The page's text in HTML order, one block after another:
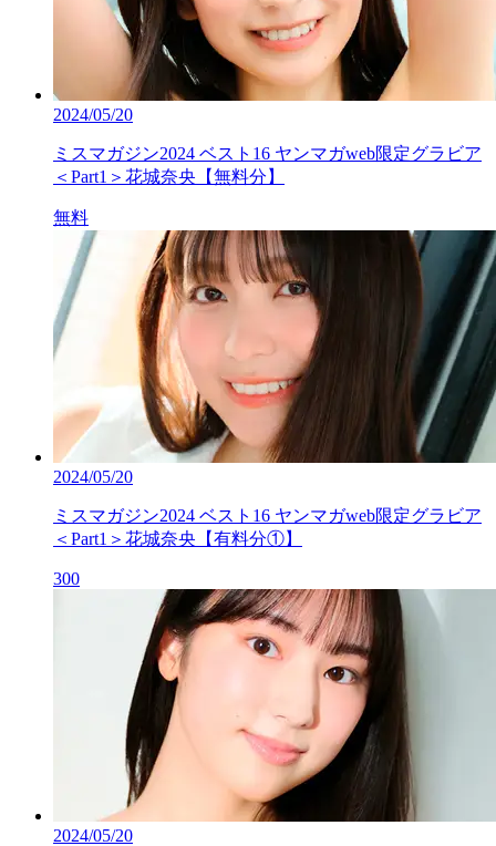
2024/05/20
ミスマガジン2024 ベスト16 ヤンマガweb限定グラビア
＜Part1＞花城奈央【無料分】
無料
2024/05/20
ミスマガジン2024 ベスト16 ヤンマガweb限定グラビア
＜Part1＞花城奈央【有料分①】
300
2024/05/20